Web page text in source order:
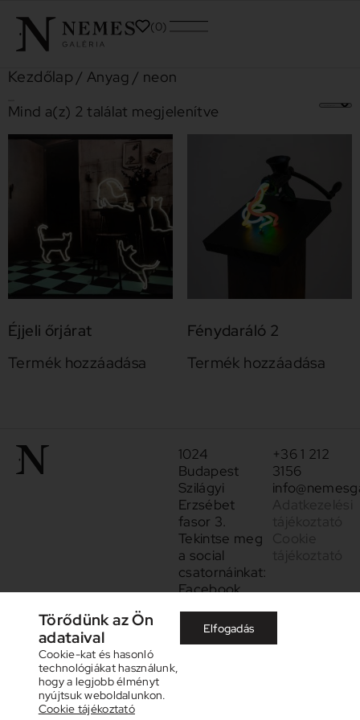
0
Kezdőlap / Anyag / neon
Mind a(z) 2 találat megjelenítve
Éjjeli őrjárat
Termék hozzáadása
Fénydaráló 2
Termék hozzáadása
1024
Budapest
Szilágyi
Erzsébet
fasor 3.
Tekintse meg
a social
csatornáinkat:
Facebook
+36 1 212
3156
Törődünk az Ön
adataival
Cookie-kat és hasonló
technológiákat használunk,
hogy a legjobb élményt
nyújtsuk weboldalunkon.
Cookie tájékoztató
Elfogadás